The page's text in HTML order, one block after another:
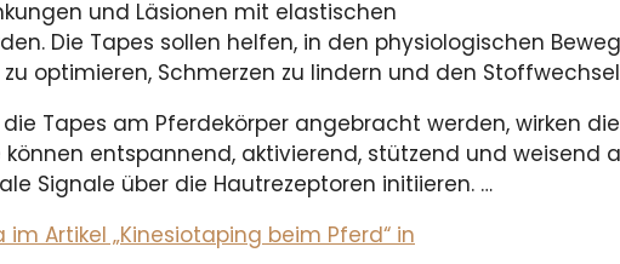
und Läsionen mit elastischen
Die Tapes sollen helfen, in den physiologischen
optimieren, Schmerzen zu lindern und den
Tapes am Pferdekörper angebracht werden, wirken
können entspannend, aktivierend, stützend und weisend
Signale über die Hautrezeptoren initiieren. …
Artikel „Kinesiotaping beim Pferd“ in